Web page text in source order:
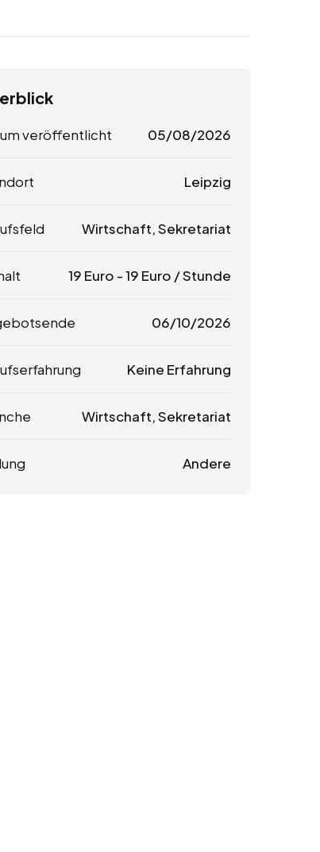
veröffentlicht 05/08/2026
Leipzig
Wirtschaft, Sekretariat
19 Euro -19 Euro / Stunde
06/10/2026
Keine Erfahrung
Wirtschaft, Sekretariat
Andere